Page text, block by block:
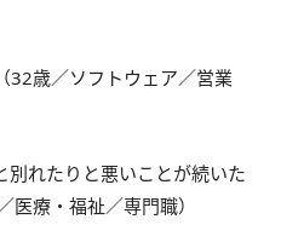
32歳／ソフトウェア／営業
別れたりと悪いことが続いた
医療・福祉／専門職）